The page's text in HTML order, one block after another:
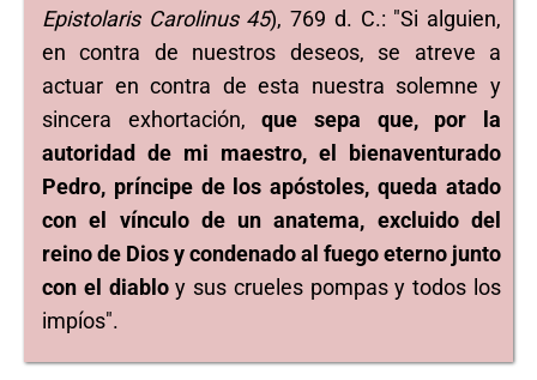
Epistolaris Carolinus 45), 769 d. C.: "Si alguien,
en contra de nuestros deseos, se atreve a
actuar en contra de esta nuestra solemne y
sincera exhortación,que sepa que, por la
autoridad de mi maestro, el bienaventurado
Pedro, príncipe de los apóstoles, queda atado
con el vínculo de un anatema, excluido del
reino de Dios y condenado al fuego eterno junto
con el diabloy sus crueles pompas y todos los
impíos".